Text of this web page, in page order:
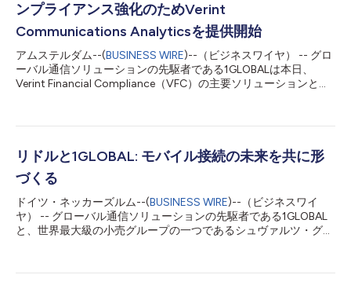
ンプライアンス強化のためVerint
Communications Analyticsを提供開始
アムステルダム--(BUSINESS WIRE)--（ビジネスワイヤ） -- グロ
ーバル通信ソリューションの先駆者である1GLOBALは本日、
Verint Financial Compliance（VFC）の主要ソリューションとし
Communications Analyticsは、金融機関および規制対象組織
トピック・リスク・キーワード・センチメントを軸とした意図的
なデータ照会、不正利用の検出、規制リスクの低減といった業務
における生産性向上を加速できるよう設計されています。 Verint
Communications Analyticsは、世界10市場において1GLOBALの
モバイルプラットフォームとシームレスに統合されています。こ
れにより、クラウドコンプライアンスソリューションをご利用の
お客様は、文字起こしと各種分析を通じて、より迅速かつ効率的
リドルと1GLOBAL: モバイル接続の未来を共に形
づくる
ドイツ・ネッカーズルム--(BUSINESS WIRE)--（ビジネスワイ
ヤ） -- グローバル通信ソリューションの先駆者である1GLOBAL
と、世界最大級の小売グループの一つであるシュヴァルツ・グル
式9.9％を取得します。今後5年間にわたり、同社はモバイル接続